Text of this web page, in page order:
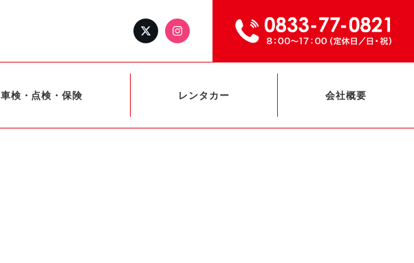
車検・点検・保険 レンタカー 会社概要